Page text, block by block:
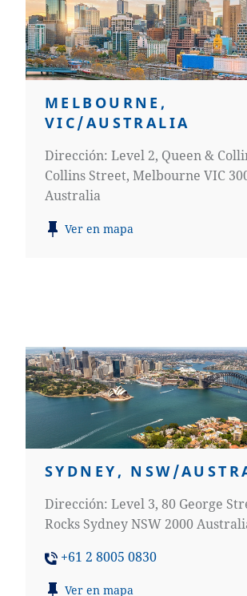
MELBOURNE,
VIC/AUSTRALIA
Dirección: Level 2, Queen &
Collins Street, Melbourne VIC
Australia
Ver en mapa
SYDNEY, NSW/
Dirección: Level 3, 80 George
Rocks Sydney NSW 2000
+61 2 8005 0830
Ver en mapa